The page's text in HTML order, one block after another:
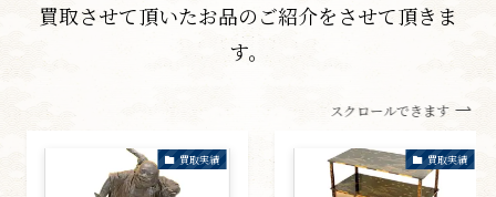
買取させて頂いたお品のご紹介をさせて頂きま
す。
スクロールできます
買取実績 買取実績